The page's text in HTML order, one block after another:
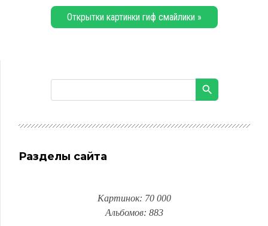
Открытки картинки гиф смайлики »
Разделы сайта
Картинок: 70 000
Альбомов: 883